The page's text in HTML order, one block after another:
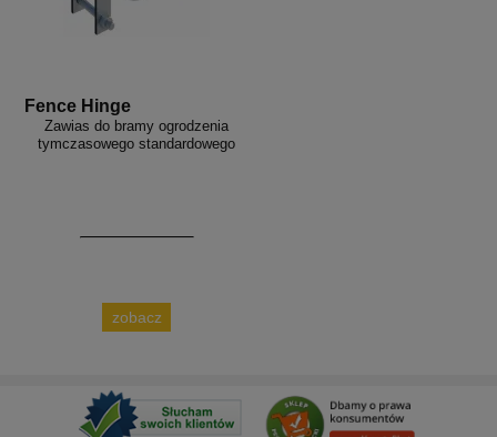
Fence Hinge
Zawias do bramy ogrodzenia
tymczasowego standardowego
zobacz